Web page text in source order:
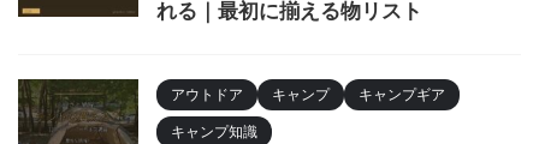
れる｜最初に揃える物リスト
アウトドア キャンプ キャンプギア
キャンプ知識